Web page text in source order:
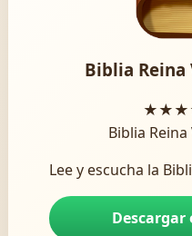
Biblia Reina
Biblia Reina
Lee y escucha la
Descargar